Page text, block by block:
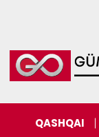
QASHQAI